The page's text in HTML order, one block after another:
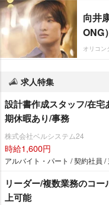
向井
ONG
オリコン
求人特集
設計書作成スタッフ/在
期休暇あり/事務
株式会社ベルシステム24
時給1,600円
アルバイト・パート / 契約社員 /
リーダー/複数業務のコ
上可能